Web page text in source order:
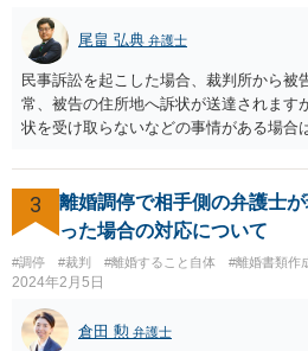
尾畠 弘典 弁護士
民事訴訟を起こした場合、裁判所から被
常、被告の住所地へ訴状が送達されます
状を受け取らないなどの事情がある場合
題となっているケースや、目撃者として
者に証言してもらうことが必要になるケ
上、就業先に協力を仰がなければならな
協力を仰がなければならない場合があり
ていくらかの賠償が認められたとして、
い場合は、強制執行を申し立てることで
ます。 例えば、被告の給料を差し押さえ
の就業先に文書が送付されますので、訴
3
離婚調停で相手側の弁護士
った場合の対応について
#調停 #裁判 #離婚すること自体 #離婚書類作
2024年2月5日
倉田 勲 弁護士